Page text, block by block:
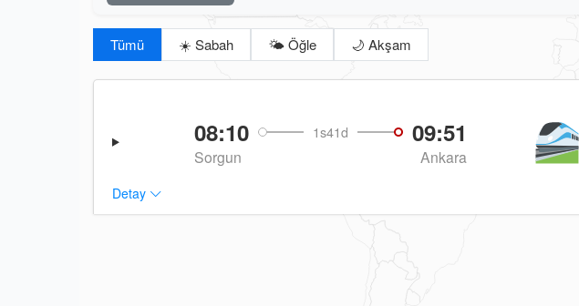
Tümü ☀️ Sabah 🌤️ Öğle 🌙 Akşam
08:10 1s41d 09:51
Sorgun Ankara
Detay